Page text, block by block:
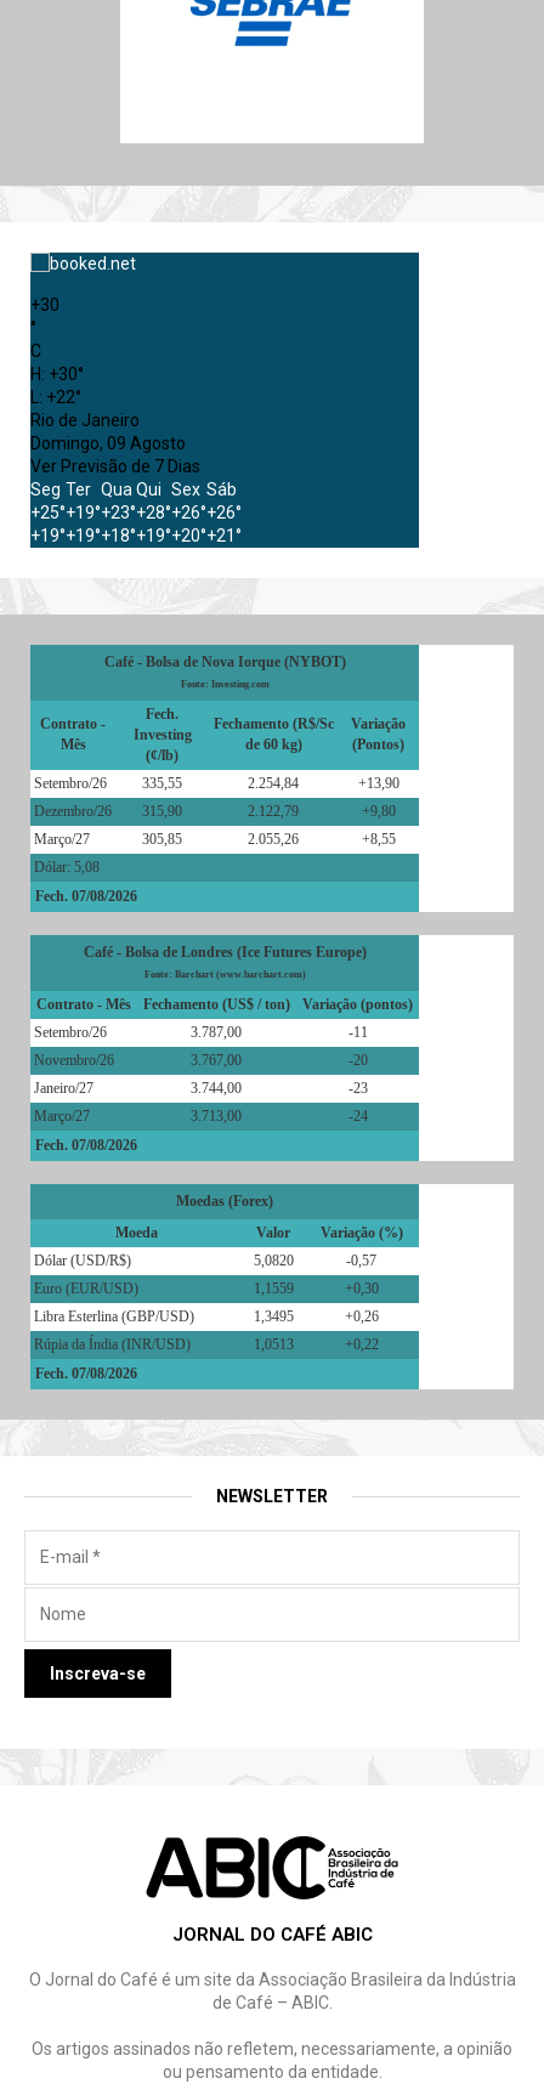
+30
°
C
H: +30°
L: +22°
Rio de Janeiro
Domingo, 09 Agosto
Ver Previsão de 7 Dias
Seg Ter QuaQui Sex Sáb
+25°+19°+23°+28°+26°+26°
+19°+19°+18°+19°+20°+21°
Café - Bolsa de Nova Iorque (NYBOT)
Fonte: Investing.com
Contrato -
Mês
Fech.
Investing
(¢/lb)
Fechamento (R$/Sc
de 60 kg)
Variação
(Pontos)
Setembro/26 335,55 2.254,84
+13,90
Dezembro/26
315,90 2.122,79
+9,80
Março/27
305,85 2.055,26
+8,55
Dólar: 5,08
Fech. 07/08/2026
Café - Bolsa de Londres (Ice Futures Europe)
Fonte: Barchart (www.barchart.com)
Contrato - Mês Fechamento (US$ / ton)
Variação (pontos)
Setembro/26
3.787,00
-11
Novembro/26
3.767,00
-20
Janeiro/27
3.744,00
-23
Março/27
3.713,00
-24
Fech. 07/08/2026
Moedas (Forex)
Moeda
Valor
Variação (%)
Dólar (USD/R$)
5,0820
-0,57
Euro (EUR/USD)
1,1559
+0,30
Libra Esterlina (GBP/USD)
1,3495
+0,26
Rúpia da Índia (INR/USD)
1,0513
+0,22
Fech. 07/08/2026
NEWSLETTER
JORNAL DO CAFÉ ABIC
O Jornal do Café é um site da Associação Brasileira da Indústria
de Café – ABIC.
Os artigos assinados não refletem, necessariamente, a opinião
ou pensamento da entidade.